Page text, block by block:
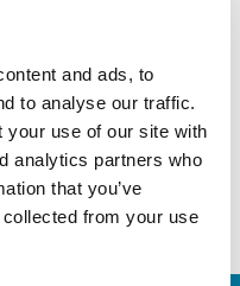
and ads, to
to analyse our traffic.
your use of our site with
analytics partners who
that you’ve
from your use
eliminare
di smatphone e tablet.
è una soluzione
la superficie originale
gamma Remint™
50 (la più fine).